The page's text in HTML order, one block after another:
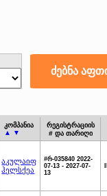
კომპანია
▲ ▼
რეგისტრაციის
# და თარიღი
აკულაიფ
ჰელსქეა
#რ-035840 2022-
07-13 - 2027-07-
13